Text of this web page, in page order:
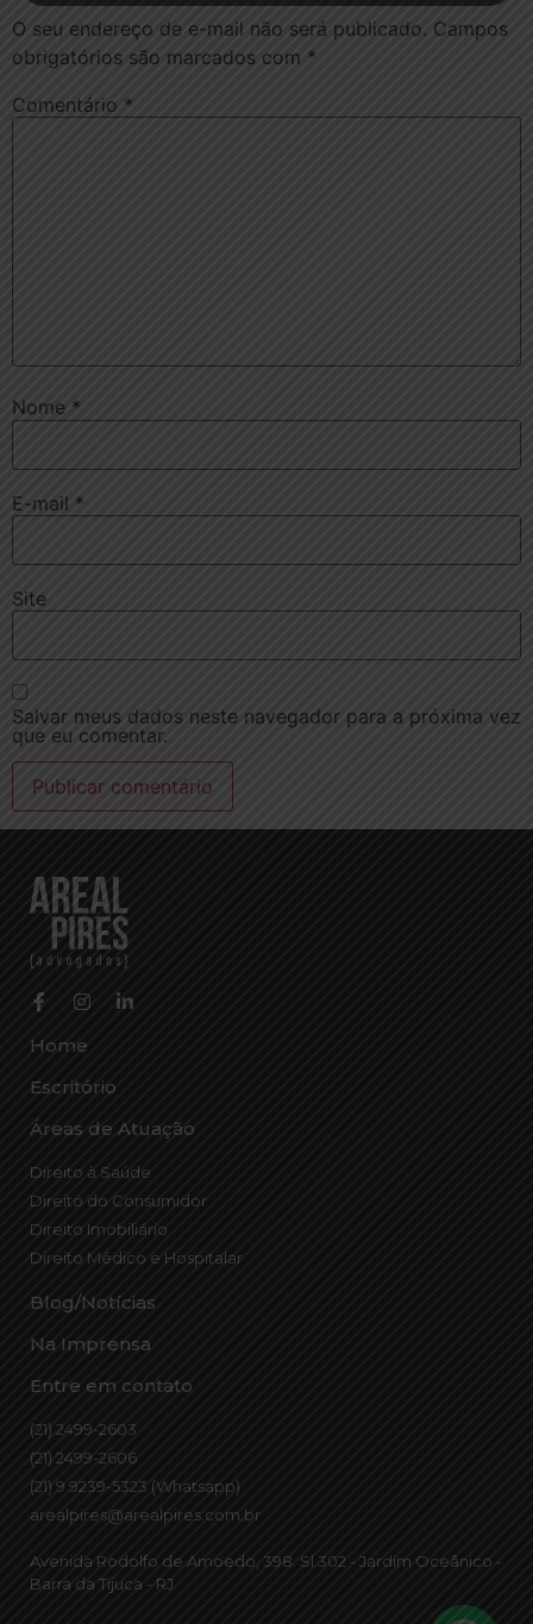
O seu endereço de e-mail não será publicado. Campos
obrigatórios são marcados com *
Comentário *
Nome *
E-mail *
Site
Salvar meus dados neste navegador para a próxima vez
que eu comentar.
Home
Escritório
Áreas de Atuação
Direito à Saúde
Direito do Consumidor
Direito Imobiliário
Direito Médico e Hospitalar
Blog/Notícias
Na Imprensa
Entre em contato
(21) 2499-2603
(21) 2499-2606
(21) 9 9239-5323 (Whatsapp)
arealpires@arealpires.com.br
Avenida Rodolfo de Amoedo, 398. Sl 302 - Jardim Oceânico -
Barra da Tijuca - RJ